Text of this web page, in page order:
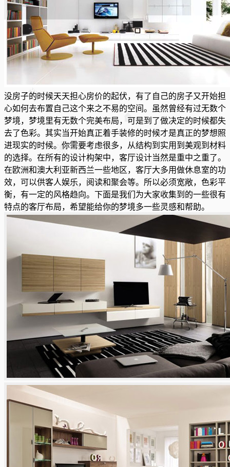
没房子的时候天天担心房价的起伏，有了自己的房子又开始担
心如何去布置自己这个来之不易的空间。虽然曾经有过无数个
梦境，梦境里有无数个完美布局，可是到了做决定的时候都失
去了色彩。其实当开始真正着手装修的时候才是真正的梦想照
进现实的时候。你需要考虑很多，从结构到实用到美观到材料
的选择。在所有的设计构架中，客厅设计当然是重中之重了。
在欧洲和澳大利亚新西兰一些地区，客厅大多用做休息室的功
效，可以供客人娱乐，阅读和聚会等。所以必须宽敞，色彩平
衡，有一定的风格趋向。下面是我们为大家收集到的一些很有
特点的客厅布局，希望能给你的梦境多一些灵感和帮助。